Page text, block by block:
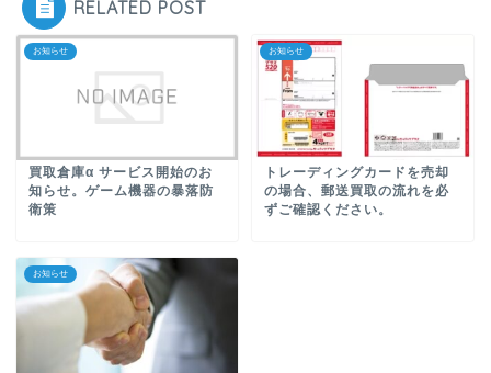
RELATED POST
お知らせ
買取倉庫α サービス開始のお
知らせ。ゲーム機器の暴落防
衛策
お知らせ
トレーディングカードを売却
の場合、郵送買取の流れを必
ずご確認ください。
お知らせ